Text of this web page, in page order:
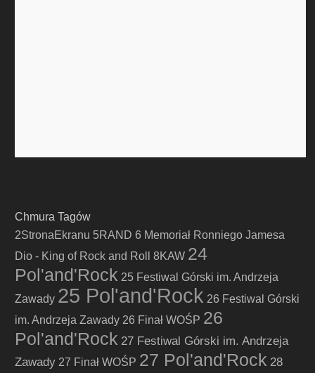
Chmura Tagów
2StronaEkranu 5RAND 6 Memoriał Ronniego Jamesa
Dio - King of Rock and Roll
8KAW 24
Pol'and'Rock 25 Festiwal Górski im. Andrzeja
Zawady 25 Pol'and'Rock 26 Festiwal Górski
im. Andrzeja Zawady 26 Finał WOŚP 26
Pol'and'Rock 27 Festiwal Górski im. Andrzeja
Zawady 27 Finał WOŚP 27 Pol'and'Rock 28